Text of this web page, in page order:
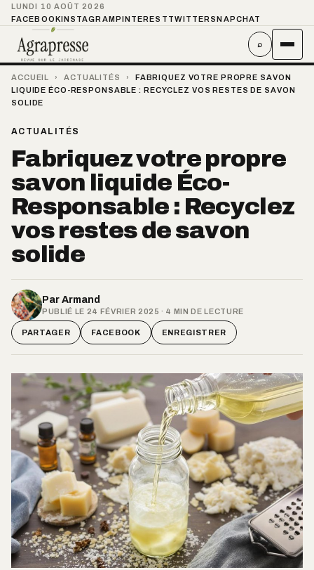
LUNDI 10 AOÛT 2026
FACEBOOKINSTAGRAMPINTEREST TWITTER SNAPCHAT
⌕
ACCUEIL › ACTUALITÉS ›
FABRIQUEZ VOTRE PROPRE SAVON
LIQUIDE ÉCO-RESPONSABLE : RECYCLEZ VOS RESTES DE SAVON
SOLIDE
ACTUALITÉS
Fabriquez votre propre
savon liquide Éco-
Responsable : Recyclez
vos restes de savon
solide
Par Armand
PUBLIÉ LE 24 FÉVRIER 2025 · 4 MIN DE LECTURE
PARTAGER FACEBOOK ENREGISTRER